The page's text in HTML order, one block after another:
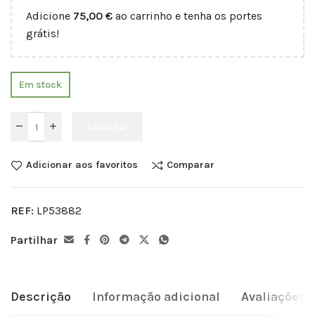
Adicione 75,00 € ao carrinho e tenha os portes
grátis!
Em stock
Adicionar aos favoritos Comparar
REF: LP53882
Partilhar
Descrição Informação adicional Avaliações